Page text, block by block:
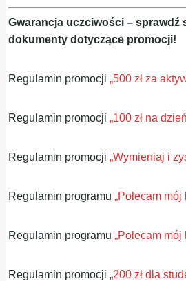
Gwarancja uczciwości – sprawdź
dokumenty dotyczące promocji!
Regulamin promocji„500 zł za
Regulamin promocji„100 zł na
Regulamin promocji„Wymieniaj i
Regulamin programu„Polecam mój
Regulamin programu„Polecam mój
Regulamin promocji „200 zł dla